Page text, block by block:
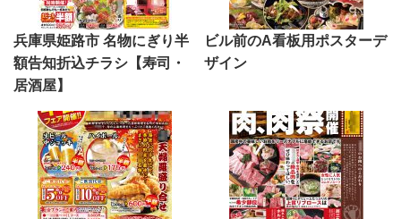
兵庫県姫路市 名物にぎり半
額告知折込チラシ【寿司・
居酒屋】
ビル前のA看板用ポスターデ
ザイン